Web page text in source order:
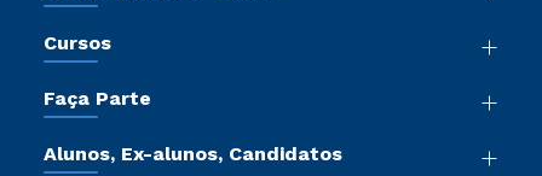
Sala de Imprensa
Trabalhe Conosco
Sou Colaborador
Cursos
Pós-Graduação
Faça Parte
Vestibular Redação
Alunos, Ex-alunos, Candidatos